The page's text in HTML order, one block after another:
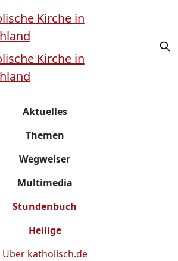
Aktuelles
Themen
Wegweiser
Multimedia
Stundenbuch
Heilige
Über katholisch.de